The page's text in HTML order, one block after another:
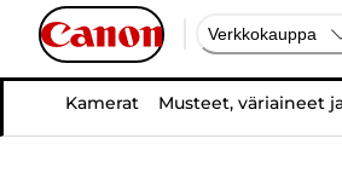
Verkkokauppa
Kamerat Musteet, väriaineet